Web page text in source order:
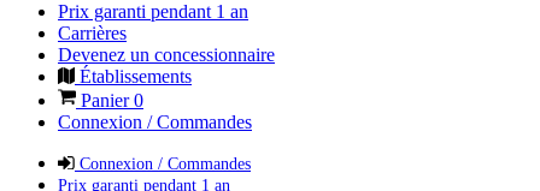
Prix garanti pendant 1 an
Carrières
Devenez un concessionnaire
Établissements
Panier0
Connexion / Commandes
Connexion / Commandes
Prix garanti pendant 1 an